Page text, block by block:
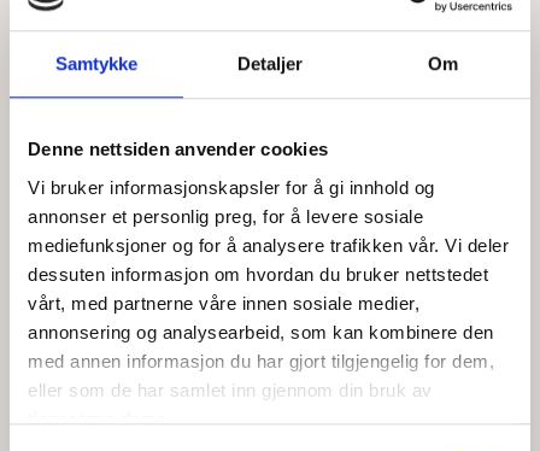
Samtykke Detaljer Om
Denne nettsiden anvender cookies
Vi bruker informasjonskapsler for å gi innhold og
annonser et personlig preg, for å levere sosiale
mediefunksjoner og for å analysere trafikken vår. Vi deler
dessuten informasjon om hvordan du bruker nettstedet
vårt, med partnerne våre innen sosiale medier,
annonsering og analysearbeid, som kan kombinere den
med annen informasjon du har gjort tilgjengelig for dem,
eller som de har samlet inn gjennom din bruk av
tjenestene deres.
Brand Manager
Mobil:+47 408 71 106
E-mail:vibeke@engelstad.no